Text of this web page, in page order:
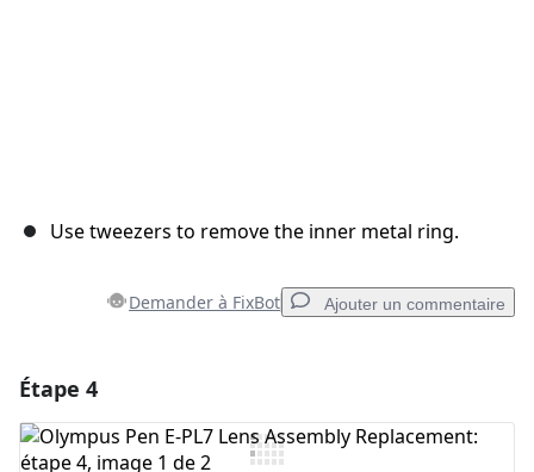
Use tweezers to remove the inner metal ring.
Demander à FixBot Ajouter un commentaire
Ajouter un commentaire
Étape 4